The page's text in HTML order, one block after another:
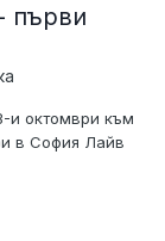
първи
и октомври към
в София Лайв